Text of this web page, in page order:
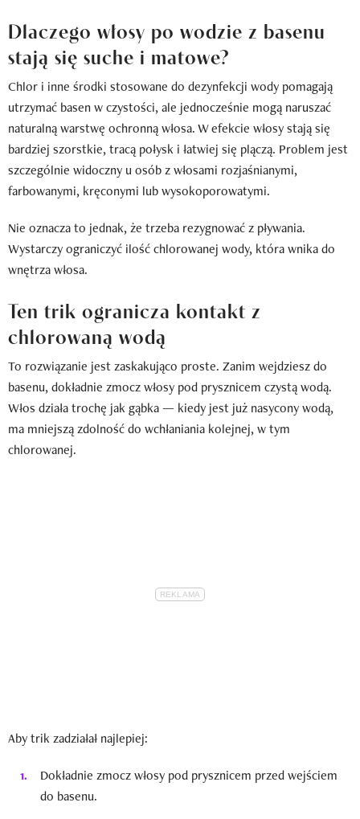
Dlaczego włosy po wodzie z basenu
stają się suche i matowe?
Chlor i inne środki stosowane do dezynfekcji wody pomagają
utrzymać basen w czystości, ale jednocześnie mogą naruszać
naturalną warstwę ochronną włosa. W efekcie włosy stają się
bardziej szorstkie, tracą połysk i łatwiej się plączą. Problem jest
szczególnie widoczny u osób z włosami rozjaśnianymi,
farbowanymi, kręconymi lub wysokoporowatymi.
Nie oznacza to jednak, że trzeba rezygnować z pływania.
Wystarczy ograniczyć ilość chlorowanej wody, która wnika do
wnętrza włosa.
Ten trik ogranicza kontakt z
chlorowaną wodą
To rozwiązanie jest zaskakująco proste. Zanim wejdziesz do
basenu, dokładnie zmocz włosy pod prysznicem czystą wodą.
Włos działa trochę jak gąbka — kiedy jest już nasycony wodą,
ma mniejszą zdolność do wchłaniania kolejnej, w tym
chlorowanej.
Aby trik zadziałał najlepiej:
Dokładnie zmocz włosy pod prysznicem przed wejściem
do basenu.